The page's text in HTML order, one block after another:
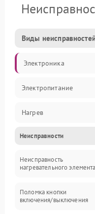
Виды
Электроника
Электропитание
Нагрев
Механические
Неисправности
Неисправность
нагревательного элемента
Поломка кнопки
включения/выключения